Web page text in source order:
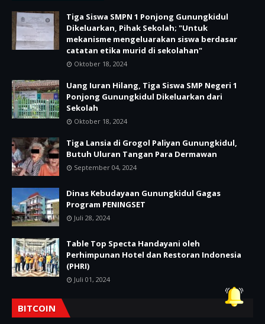
Tiga Siswa SMPN 1 Ponjong Gunungkidul
Dikeluarkan, Pihak Sekolah; "Untuk
mekanisme mengeluarakan siswa berdasar
catatan etika murid di sekolahan"
Oktober 18, 2024
Uang Iuran Hilang, Tiga Siswa SMP Negeri 1
Ponjong Gunungkidul Dikeluarkan dari
Sekolah
Oktober 18, 2024
Tiga Lansia di Grogol Paliyan Gunungkidul,
Butuh Uluran Tangan Para Dermawan
September 04, 2024
Dinas Kebudayaan Gunungkidul Gagas
Program PENINGSET
Juli 28, 2024
Table Top Specta Handayani oleh
Perhimpunan Hotel dan Restoran Indonesia
(PHRI)
Juli 01, 2024
BITCOIN